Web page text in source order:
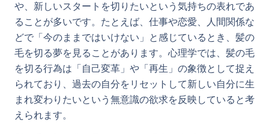
や、新しいスタートを切りたいという気持ちの表れであ
ることが多いです。たとえば、仕事や恋愛、人間関係な
どで「今のままではいけない」と感じているとき、髪の
毛を切る夢を見ることがあります。心理学では、髪の毛
を切る行為は「自己変革」や「再生」の象徴として捉え
られており、過去の自分をリセットして新しい自分に生
まれ変わりたいという無意識の欲求を反映していると考
えられます。